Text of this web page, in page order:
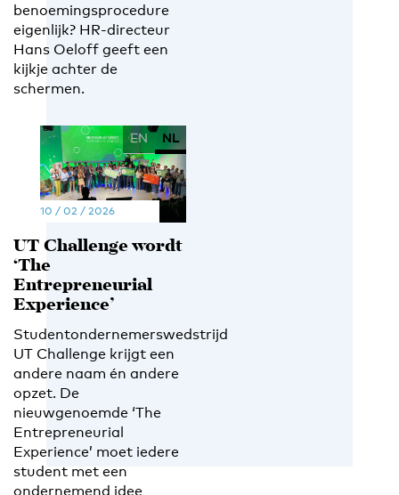
benoemingsprocedure
eigenlijk? HR-directeur
Hans Oeloff geeft een
kijkje achter de
schermen.
EN NL
10 / 02 / 2026
UT Challenge wordt
‘The
Entrepreneurial
Experience’
Studentondernemerswedstrijd
UT Challenge krijgt een
andere naam én andere
opzet. De
nieuwgenoemde ‘The
Entrepreneurial
Experience’ moet iedere
student met een
ondernemend idee